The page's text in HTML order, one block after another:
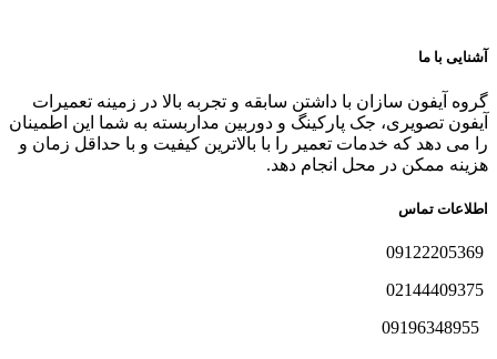
آشنایی با ما
گروه آیفون سازان با داشتن سابقه و تجربه بالا در زمینه تعمیرات
آیفون تصویری، جک پارکینگ و دوربین مداربسته به شما این اطمینان
را می دهد که خدمات تعمیر را با بالاترین کیفیت و با حداقل زمان و
هزینه ممکن در محل انجام دهد.
اطلاعات تماس